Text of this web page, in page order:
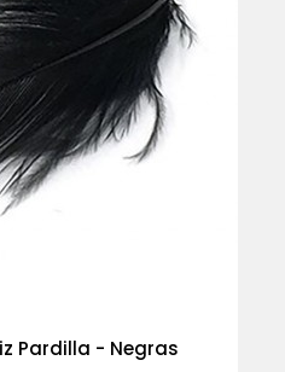
Pardilla - Negras